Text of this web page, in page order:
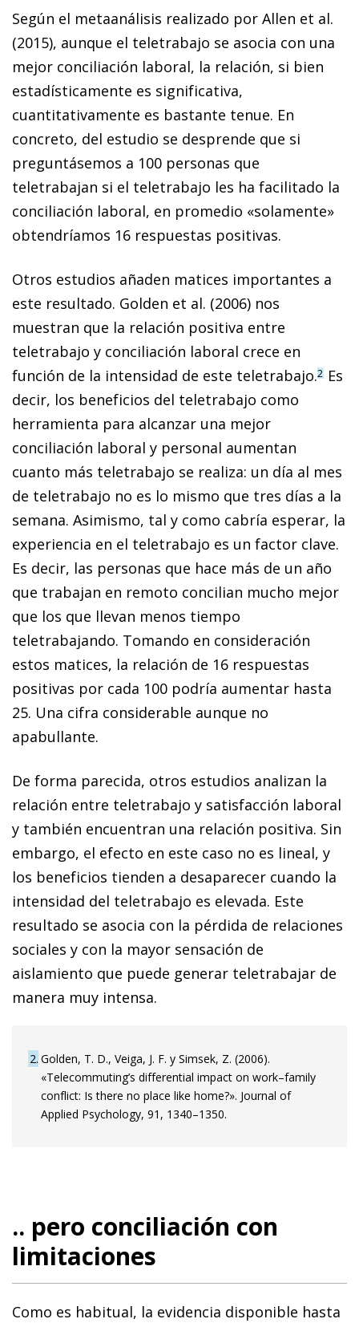
Según el metaanálisis realizado por Allen et al.
(2015), aunque el teletrabajo se asocia con una
mejor conciliación laboral, la relación, si bien
estadísticamente es significativa,
cuantitativamente es bastante tenue. En
concreto, del estudio se desprende que si
preguntásemos a 100 personas que
teletrabajan si el teletrabajo les ha facilitado la
conciliación laboral, en promedio «solamente»
obtendríamos 16 respuestas positivas.
Otros estudios añaden matices importantes a
este resultado. Golden et al. (2006) nos
muestran que la relación positiva entre
teletrabajo y conciliación laboral crece en
función de la intensidad de este teletrabajo.2 Es
decir, los beneficios del teletrabajo como
herramienta para alcanzar una mejor
conciliación laboral y personal aumentan
cuanto más teletrabajo se realiza: un día al mes
de teletrabajo no es lo mismo que tres días a la
semana. Asimismo, tal y como cabría esperar, la
experiencia en el teletrabajo es un factor clave.
Es decir, las personas que hace más de un año
que trabajan en remoto concilian mucho mejor
que los que llevan menos tiempo
teletrabajando. Tomando en consideración
estos matices, la relación de 16 respuestas
positivas por cada 100 podría aumentar hasta
25. Una cifra considerable aunque no
apabullante.
De forma parecida, otros estudios analizan la
relación entre teletrabajo y satisfacción laboral
y también encuentran una relación positiva. Sin
embargo, el efecto en este caso no es lineal, y
los beneficios tienden a desaparecer cuando la
intensidad del teletrabajo es elevada. Este
resultado se asocia con la pérdida de relaciones
sociales y con la mayor sensación de
aislamiento que puede generar teletrabajar de
manera muy intensa.
2 Golden, T. D., Veiga, J. F. y Simsek, Z. (2006).
«Telecommuting’s differential impact on work–family
conflict: Is there no place like home?». Journal of
Applied Psychology, 91, 1340–1350.
.. pero conciliación con
limitaciones
Como es habitual, la evidencia disponible hasta